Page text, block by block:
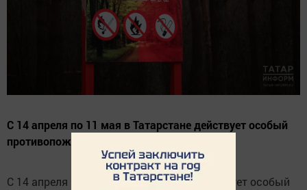
С 14 апреля по 11 мая в Татарстане действует особый
противопожарный режим.
С 14 апреля по 11 мая в Татарстане действует особый